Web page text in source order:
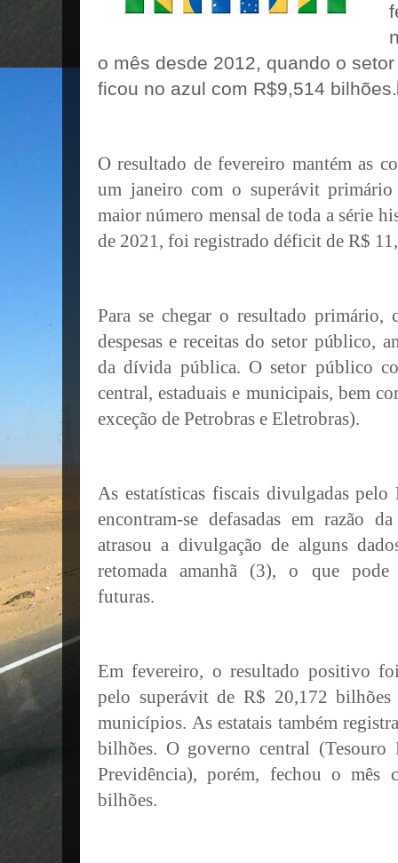
o mês desde 2012, quando o
ficou no azul com R$9,514 bilhões.
O resultado de fevereiro mantém as
um janeiro com o superávit
maior número mensal de toda a série
de 2021, foi registrado déficit de R$
Para se chegar o resultado primário,
despesas e receitas do setor público,
da dívida pública. O setor público
central, estaduais e municipais, bem
exceção de Petrobras e Eletrobras).
As estatísticas fiscais divulgadas
encontram-se defasadas em razão
atrasou a divulgação de alguns
retomada amanhã (3), o que pode
futuras.
Em fevereiro, o resultado positivo
pelo superávit de R$ 20,172 bilhões
municípios. As estatais também
bilhões. O governo central (Tesouro
Previdência), porém, fechou o
bilhões.